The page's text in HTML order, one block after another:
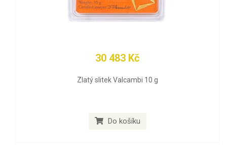
30 483 Kč
Zlatý slitek Valcambi 10 g
Do košíku